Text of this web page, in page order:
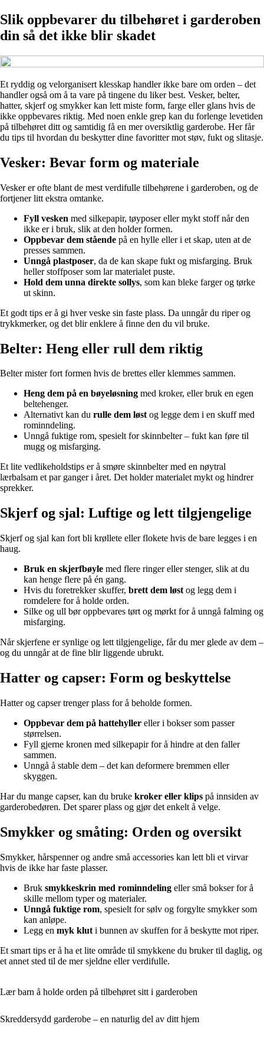
Slik oppbevarer du tilbehøret i garderoben
din så det ikke blir skadet
Et ryddig og velorganisert klesskap handler ikke bare om orden – det
handler også om å ta vare på tingene du liker best. Vesker, belter,
hatter, skjerf og smykker kan lett miste form, farge eller glans hvis de
ikke oppbevares riktig. Med noen enkle grep kan du forlenge levetiden
på tilbehøret ditt og samtidig få en mer oversiktlig garderobe. Her får
du tips til hvordan du beskytter dine favoritter mot støv, fukt og slitasje.
Vesker: Bevar form og materiale
Vesker er ofte blant de mest verdifulle tilbehørene i garderoben, og de
fortjener litt ekstra omtanke.
Fyll vesken med silkepapir, tøyposer eller mykt stoff når den
ikke er i bruk, slik at den holder formen.
Oppbevar dem stående på en hylle eller i et skap, uten at de
presses sammen.
Unngå plastposer, da de kan skape fukt og misfarging. Bruk
heller stoffposer som lar materialet puste.
Hold dem unna direkte sollys, som kan bleke farger og tørke
ut skinn.
Et godt tips er å gi hver veske sin faste plass. Da unngår du riper og
trykkmerker, og det blir enklere å finne den du vil bruke.
Belter: Heng eller rull dem riktig
Belter mister fort formen hvis de brettes eller klemmes sammen.
Heng dem på en bøyeløsning med kroker, eller bruk en egen
beltehenger.
Alternativt kan du rulle dem løstog legge dem i en skuff med
rominndeling.
Unngå fuktige rom, spesielt for skinnbelter – fukt kan føre til
mugg og misfarging.
Et lite vedlikeholdstips er å smøre skinnbelter med en nøytral
lærbalsam et par ganger i året. Det holder materialet mykt og hindrer
sprekker.
Skjerf og sjal: Luftige og lett tilgjengelige
Skjerf og sjal kan fort bli krøllete eller flokete hvis de bare legges i en
haug.
Bruk en skjerfbøyle med flere ringer eller stenger, slik at du
kan henge flere på én gang.
Hvis du foretrekker skuffer, brett dem løst og legg dem i
romdelere for å holde orden.
Silke og ull bør oppbevares tørt og mørkt for å unngå falming og
misfarging.
Når skjerfene er synlige og lett tilgjengelige, får du mer glede av dem –
og du unngår at de fine blir liggende ubrukt.
Hatter og capser: Form og beskyttelse
Hatter og capser trenger plass for å beholde formen.
Oppbevar dem på hattehyller eller i bokser som passer
størrelsen.
Fyll gjerne kronen med silkepapir for å hindre at den faller
sammen.
Unngå å stable dem – det kan deformere bremmen eller
skyggen.
Har du mange capser, kan du bruke kroker eller klips på innsiden av
garderobedøren. Det sparer plass og gjør det enkelt å velge.
Smykker og småting: Orden og oversikt
Smykker, hårspenner og andre små accessories kan lett bli et virvar
hvis de ikke har faste plasser.
Bruk smykkeskrin med rominndeling eller små bokser for å
skille mellom typer og materialer.
Unngå fuktige rom, spesielt for sølv og forgylte smykker som
kan anløpe.
Legg en myk klut i bunnen av skuffen for å beskytte mot riper.
Et smart tips er å ha et lite område til smykkene du bruker til daglig, og
et annet sted til de mer sjeldne eller verdifulle.
Lær barn å holde orden på tilbehøret sitt i garderoben
Skreddersydd garderobe – en naturlig del av ditt hjem